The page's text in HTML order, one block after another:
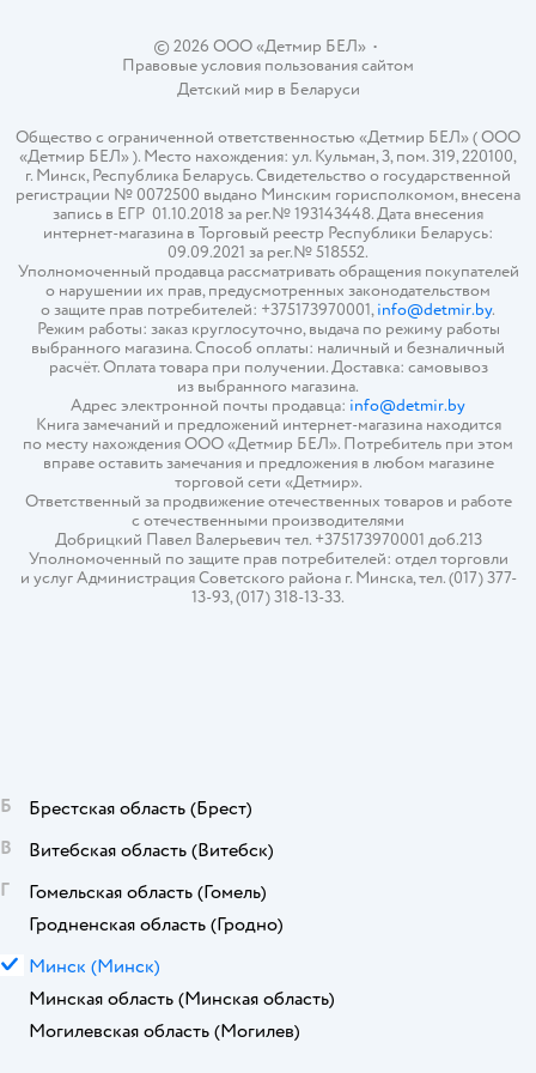
© 2026 ООО «Детмир БЕЛ»•
Правовые условия пользования сайтом
Детский мир в Беларуси
Общество с ограниченной ответственностью «Детмир БЕЛ» ( ООО
«Детмир БЕЛ» ). Место нахождения: ул. Кульман, 3, пом. 319, 220100,
г. Минск, Республика Беларусь. Свидетельство о государственной
регистрации № 0072500 выдано Минским горисполкомом, внесена
запись в ЕГР 01.10.2018 за рег.№ 193143448. Дата внесения
интернет-магазина в Торговый реестр Республики Беларусь:
09.09.2021 за рег.№ 518552.
Уполномоченный продавца рассматривать обращения покупателей
о нарушении их прав, предусмотренных законодательством
о защите прав потребителей: +375173970001,info@detmir.by.
Режим работы: заказ круглосуточно, выдача по режиму работы
выбранного магазина. Способ оплаты: наличный и безналичный
расчёт. Оплата товара при получении. Доставка: самовывоз
из выбранного магазина.
Адрес электронной почты продавца: info@detmir.by
Книга замечаний и предложений интернет-магазина находится
по месту нахождения ООО «Детмир БЕЛ». Потребитель при этом
вправе оставить замечания и предложения в любом магазине
торговой сети «Детмир».
Ответственный за продвижение отечественных товаров и работе
с отечественными производителями
Добрицкий Павел Валерьевич тел. +375173970001 доб.213
Уполномоченный по защите прав потребителей: отдел торговли
и услуг Администрация Советского района г. Минска, тел. (017) 377-
13-93, (017) 318-13-33.
Б Брестская область (Брест)
В
Витебская область (Витебск)
Г
Гомельская область (Гомель)
Гродненская область (Гродно)
М Минск (Минск)
Минская область (Минская область)
Могилевская область (Могилев)